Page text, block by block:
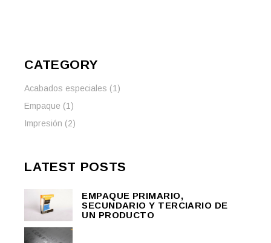
CATEGORY
Acabados especiales (1)
Empaque (1)
Impresión (2)
LATEST POSTS
EMPAQUE PRIMARIO,
SECUNDARIO Y TERCIARIO DE
UN PRODUCTO